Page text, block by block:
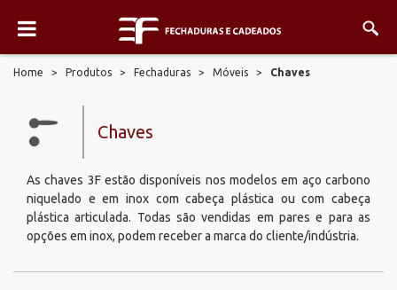
Home > Produtos > Fechaduras > Móveis > Chaves
Chaves
As chaves 3F estão disponíveis nos modelos em aço carbono
niquelado e em inox com cabeça plástica ou com cabeça
plástica articulada. Todas são vendidas em pares e para as
opções em inox, podem receber a marca do cliente/indústria.